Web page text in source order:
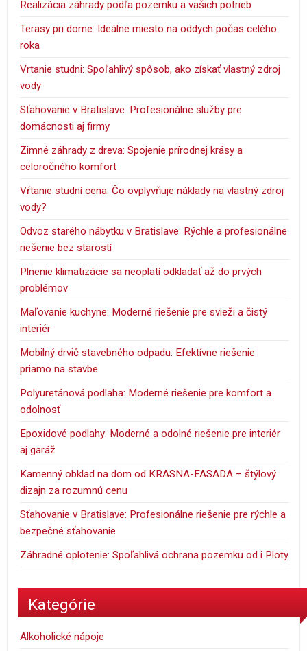
Realizácia záhrady podľa pozemku a vašich potrieb
Terasy pri dome: Ideálne miesto na oddych počas celého
roka
Vrtanie studni: Spoľahlivý spôsob, ako získať vlastný zdroj
vody
Sťahovanie v Bratislave: Profesionálne služby pre
domácnosti aj firmy
Zimné záhrady z dreva: Spojenie prírodnej krásy a
celoročného komfort
Vŕtanie studní cena: Čo ovplyvňuje náklady na vlastný zdroj
vody?
Odvoz starého nábytku v Bratislave: Rýchle a profesionálne
riešenie bez starostí
Plnenie klimatizácie sa neoplatí odkladať až do prvých
problémov
Maľovanie kuchyne: Moderné riešenie pre svieži a čistý
interiér
Mobilný drvič stavebného odpadu: Efektívne riešenie
priamo na stavbe
Polyuretánová podlaha: Moderné riešenie pre komfort a
odolnosť
Epoxidové podlahy: Moderné a odolné riešenie pre interiér
aj garáž
Kamenný obklad na dom od KRASNA-FASADA – štýlový
dizajn za rozumnú cenu
Sťahovanie v Bratislave: Profesionálne riešenie pre rýchle a
bezpečné sťahovanie
Záhradné oplotenie: Spoľahlivá ochrana pozemku od i Ploty
Kategórie
Alkoholické nápoje